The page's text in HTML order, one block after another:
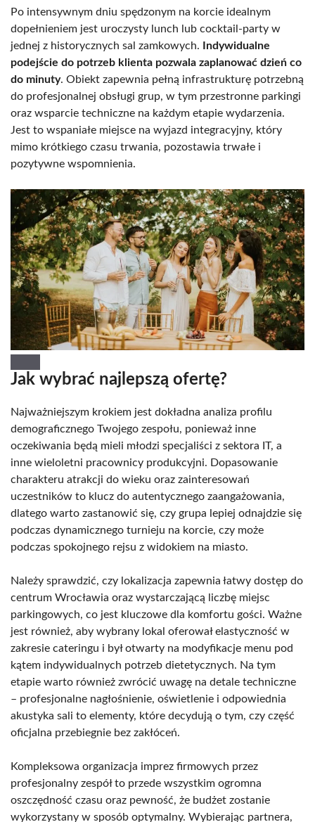
Po intensywnym dniu spędzonym na korcie idealnym
dopełnieniem jest uroczysty lunch lub cocktail-party w
jednej z historycznych sal zamkowych.
Indywidualne
podejście do potrzeb klienta pozwala zaplanować dzień co
do minuty. Obiekt zapewnia pełną infrastrukturę potrzebną
do profesjonalnej obsługi grup, w tym przestronne parkingi
oraz wsparcie techniczne na każdym etapie wydarzenia.
Jest to wspaniałe miejsce na wyjazd integracyjny, który
mimo krótkiego czasu trwania, pozostawia trwałe i
pozytywne wspomnienia.
Jak wybrać najlepszą ofertę?
Najważniejszym krokiem jest dokładna analiza profilu
demograficznego Twojego zespołu, ponieważ inne
oczekiwania będą mieli młodzi specjaliści z sektora IT, a
inne wieloletni pracownicy produkcyjni. Dopasowanie
charakteru atrakcji do wieku oraz zainteresowań
uczestników to klucz do autentycznego zaangażowania,
dlatego warto zastanowić się, czy grupa lepiej odnajdzie się
podczas dynamicznego turnieju na korcie, czy może
podczas spokojnego rejsu z widokiem na miasto.
Należy sprawdzić, czy lokalizacja zapewnia łatwy dostęp do
centrum Wrocławia oraz wystarczającą liczbę miejsc
parkingowych, co jest kluczowe dla komfortu gości. Ważne
jest również, aby wybrany lokal oferował elastyczność w
zakresie cateringu i był otwarty na modyfikacje menu pod
kątem indywidualnych potrzeb dietetycznych. Na tym
etapie warto również zwrócić uwagę na detale techniczne
– profesjonalne nagłośnienie, oświetlenie i odpowiednia
akustyka sali to elementy, które decydują o tym, czy część
oficjalna przebiegnie bez zakłóceń.
Kompleksowa organizacja imprez firmowych przez
profesjonalny zespół to przede wszystkim ogromna
oszczędność czasu oraz pewność, że budżet zostanie
wykorzystany w sposób optymalny. Wybierając partnera,